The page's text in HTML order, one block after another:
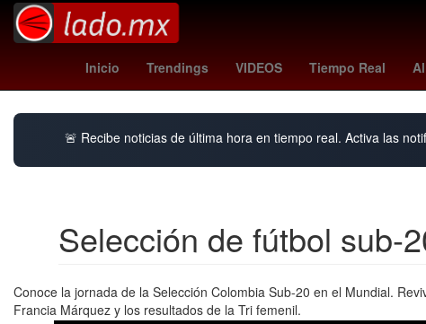
Inicio Trendings VIDEOS Tiempo Real
Henipavirus Estética
🚨 Recibe noticias de última hora en tiempo real. Activa las
Selección de fútbol sub-
Conoce la jornada de la Selección Colombia Sub-20 en el Mundial.
Francia Márquez y los resultados de la Tri femenil.